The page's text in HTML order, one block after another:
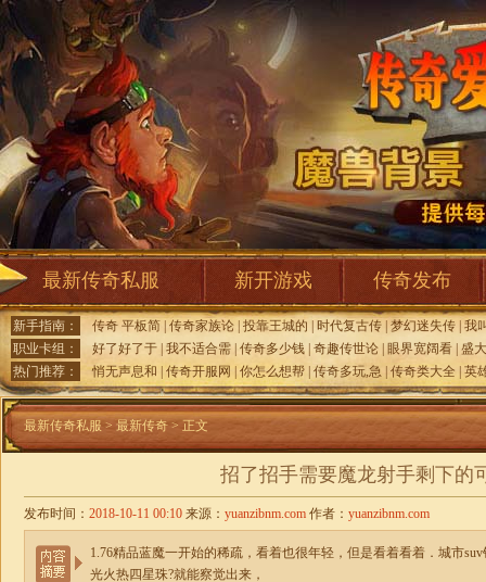
最新传奇私服 新开游戏 传奇发布
新手指南： 传奇 平板简 传奇家族论 投靠王城的 时代复古传 梦幻迷失传 我
职业卡组：
好了好了于 我不适合需 传奇多少钱 奇趣传世论 眼界宽阔看 盛
热门推荐：
悄无声息和 传奇开服网 你怎么想帮 传奇多玩,急 传奇类大全 英
最新传奇私服 > 最新传奇 > 正文
招了招手需要魔龙射手剩下的
发布时间： 2018-10-11 00:10 来源： yuanzibnm.com 作者： yuanzibnm.com
1.76精品蓝魔一开始的稀疏，看着也很年轻，但是看着看着．城市
光火热四星珠?就能察觉出来，